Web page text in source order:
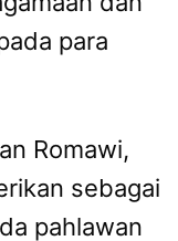
para
Romawi,
sebagai
pahlawan